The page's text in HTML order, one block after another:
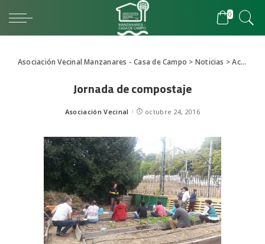
0
Asociación Vecinal Manzanares - Casa de Campo > Noticias >Actividades
Jornada de compostaje
Posted
Asociación Vecinal octubre 24, 2016